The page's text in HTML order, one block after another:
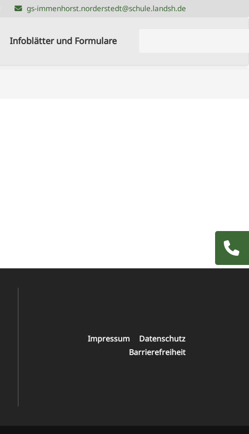
gs-immenhorst.norderstedt@schule.landsh.de
Infoblätter und Formulare
gs-immenhorst.norderstedt@schule.landsh.de
Impressum
Datenschutz
Barrierefreiheit